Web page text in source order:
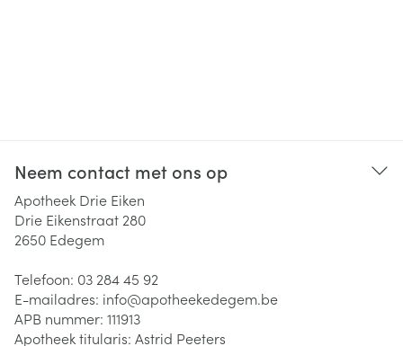
Neem contact met ons op
Apotheek Drie Eiken
Drie Eikenstraat 280
2650 Edegem
Telefoon: 03 284 45 92
E-mailadres: info@apotheekedegem.be
APB nummer: 111913
Apotheek titularis: Astrid Peeters